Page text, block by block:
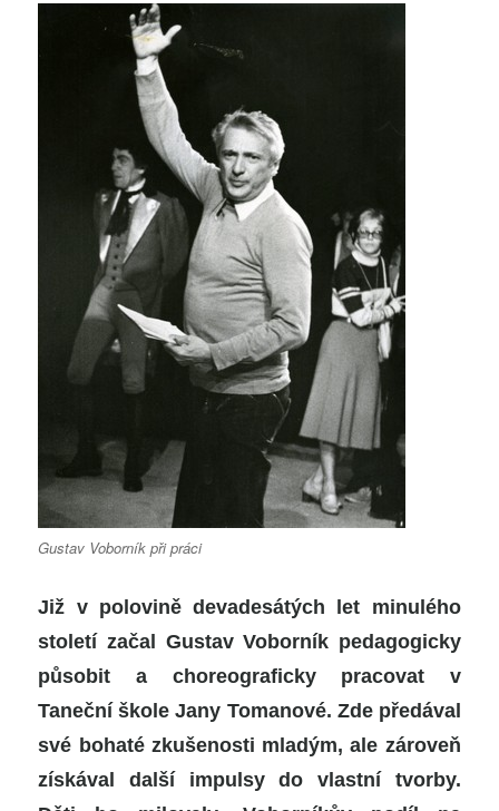
Gustav Voborník při práci
Již v polovině devadesátých let minulého
století začal Gustav Voborník pedagogicky
působit a choreograficky pracovat v
Taneční škole Jany Tomanové. Zde předával
své bohaté zkušenosti mladým, ale zároveň
získával další impulsy do vlastní tvorby.